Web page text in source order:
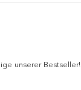
unserer Bestseller!